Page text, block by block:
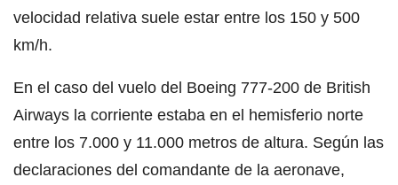
velocidad relativa suele estar entre los 150 y 500
km/h.
En el caso del vuelo del Boeing 777-200 de British
Airways la corriente estaba en el hemisferio norte
entre los 7.000 y 11.000 metros de altura. Según las
declaraciones del comandante de la aeronave,